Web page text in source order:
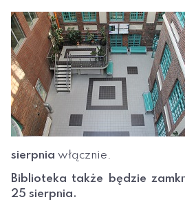
sierpnia włącznie.
Biblioteka także będzie
25 sierpnia.